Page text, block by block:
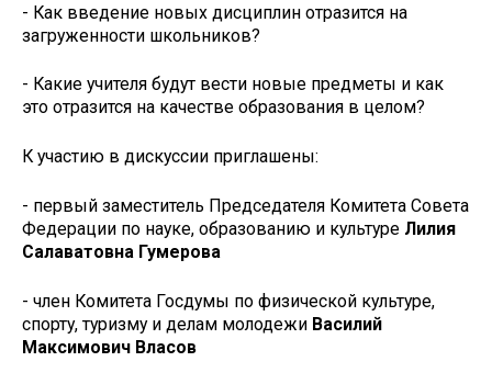
- Как введение новых дисциплин отразится на
загруженности школьников?
- Какие учителя будут вести новые предметы и как
это отразится на качестве образования в целом?
К участию в дискуссии приглашены:
- первый заместитель Председателя Комитета Совета
Федерации по науке, образованию и культуре Лилия
Салаватовна Гумерова
- член Комитета Госдумы по физической культуре,
спорту, туризму и делам молодежи Василий
Максимович Власов